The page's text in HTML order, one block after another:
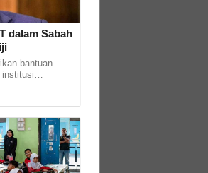
dalam Sabah
bantuan
institusi